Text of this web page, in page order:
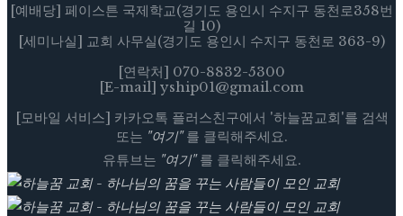
[예배당] 페이스튼 국제학교(경기도 용인시 수지구 동천로358번
길 10)
[세미나실] 교회 사무실(경기도 용인시 수지구 동천로 363-9)
[연락처] 070-8832-5300
[E-mail] yship01@gmail.com
[모바일 서비스] 카카오톡 플러스친구에서 '하늘꿈교회'를 검색
또는 "여기"를 클릭해주세요.
유튜브는 "여기"를 클릭해주세요.